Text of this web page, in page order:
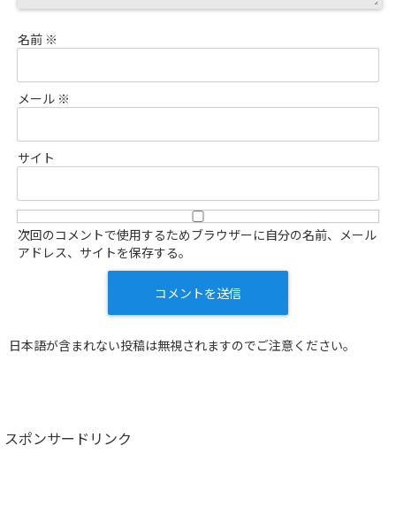
名前 ※
メール ※
サイト
次回のコメントで使用するためブラウザーに自分の名前、メール
アドレス、サイトを保存する。
日本語が含まれない投稿は無視されますのでご注意ください。
スポンサードリンク